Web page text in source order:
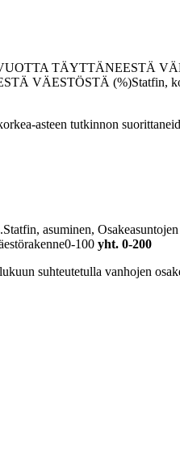
TÄYTTÄNEESTÄ
VÄESTÖSTÄ (%)Statfin,
asteen tutkinnon
asuminen, Osakeasuntojen
100 yht. 0-200
suhteutetulla vanhojen